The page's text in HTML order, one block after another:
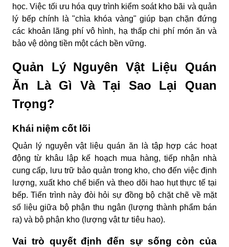
học. Việc tối ưu hóa quy trình kiểm soát kho bãi và quản
lý bếp chính là "chìa khóa vàng" giúp bạn chặn đứng
các khoản lãng phí vô hình, hạ thấp chi phí món ăn và
bảo vệ dòng tiền một cách bền vững.
Quản Lý Nguyên Vật Liệu Quán
Ăn Là Gì Và Tại Sao Lại Quan
Trọng?
Khái niệm cốt lõi
Quản lý nguyên vật liệu quán ăn là tập hợp các hoạt
động từ khâu lập kế hoạch mua hàng, tiếp nhận nhà
cung cấp, lưu trữ bảo quản trong kho, cho đến việc định
lượng, xuất kho chế biến và theo dõi hao hụt thực tế tại
bếp. Tiến trình này đòi hỏi sự đồng bộ chặt chẽ về mặt
số liệu giữa bộ phận thu ngân (lượng thành phẩm bán
ra) và bộ phận kho (lượng vật tư tiêu hao).
Vai trò quyết định đến sự sống còn của